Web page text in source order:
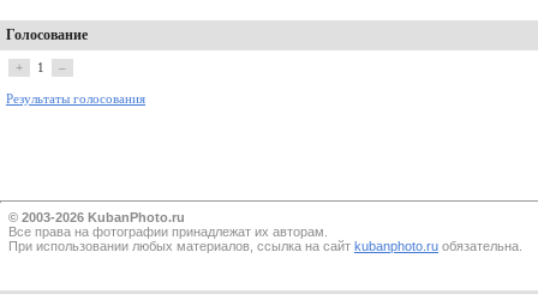
Голосование
+ 1 –
Результаты голосования
© 2003-2026 KubanPhoto.ru
Все прaва на фотографии принадлежат их авторам.
При использовании любых материалов, ссылка на сайт kubanphoto.ru обязательна.